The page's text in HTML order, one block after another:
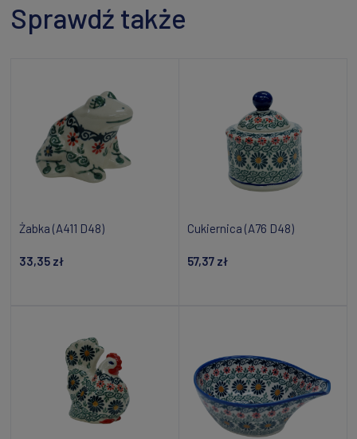
Sprawdź także
Żabka (A411 D48)
33,35 zł
Cukiernica (A76 D48)
57,37 zł